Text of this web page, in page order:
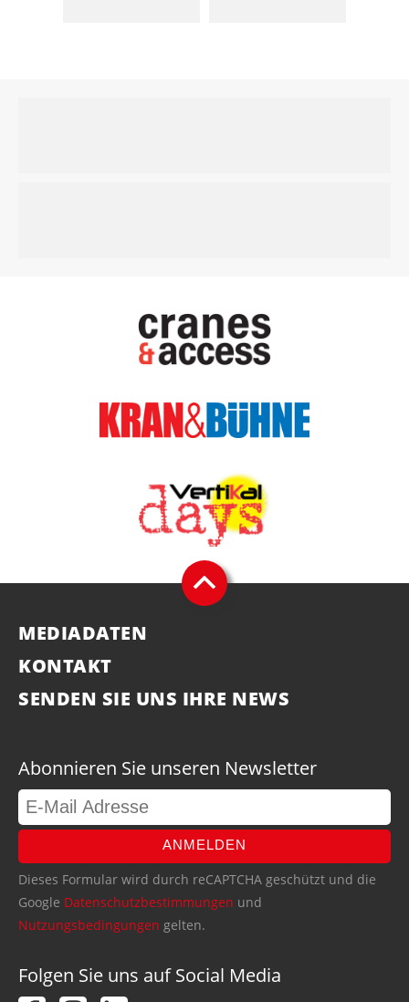
MEDIADATEN
KONTAKT
SENDEN SIE UNS IHRE NEWS
Abonnieren Sie unseren Newsletter
ANMELDEN
Dieses Formular wird durch reCAPTCHA geschützt und die
Google Datenschutzbestimmungen und
Nutzungsbedingungen gelten.
Folgen Sie uns auf Social Media